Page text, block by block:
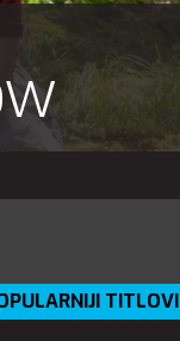
TITLOVI